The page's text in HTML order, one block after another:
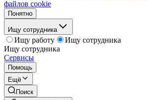
файлов cookie
Понятно
Ищу сотрудника
Ищу работу
Ищу сотрудника
Ищу сотрудника
Сервисы
Помощь
Ещё
Поиск